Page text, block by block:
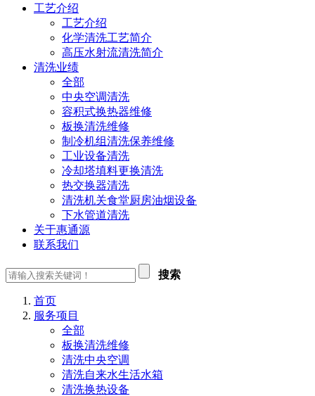
工艺介绍
工艺介绍
化学清洗工艺简介
高压水射流清洗简介
清洗业绩
全部
中央空调清洗
容积式换热器维修
板换清洗维修
制冷机组清洗保养维修
工业设备清洗
冷却塔填料更换清洗
热交换器清洗
清洗机关食堂厨房油烟设备
下水管道清洗
关于惠通源
联系我们
搜索
首页
服务项目
全部
板换清洗维修
清洗中央空调
清洗自来水生活水箱
清洗换热设备